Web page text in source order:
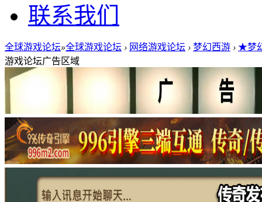
联系我们
全球游戏论坛»全球游戏论坛 › 网络游戏论坛 › 梦幻西游 › ★梦
游戏论坛广告区域